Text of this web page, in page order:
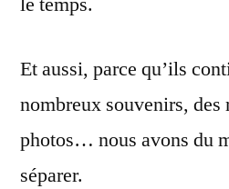
Et aussi, parce qu’ils
nombreux souvenirs, des
photos… nous avons du
séparer.